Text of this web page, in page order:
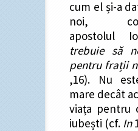
cum el și-a
noi,
apostolul
trebuie să
pentru frații
,16). Nu
mare decât
viața pentru
iubești (cf. In